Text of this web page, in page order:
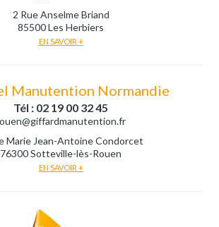
2 Rue Anselme Briand
85500 Les Herbiers
EN SAVOIR +
Manutention Normandie
Tél : 02 19 00 32 45
Marie Jean-Antoine Condorcet
76300 Sotteville-lès-Rouen
EN SAVOIR +